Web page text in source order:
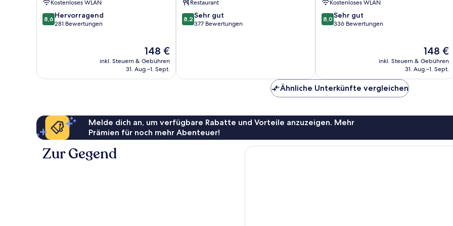
Kostenloses WLAN
8.6
von
8,6 Hervorragend
281 Bewertungen
Der
Preis
beträgt
148 €
inkl. Steuern & Gebühren
31. Aug.–1. Sept.
Restaurant
8.2
von
8,2 Sehr gut
377 Bewertungen
Mallorca
Kostenloses WLAN
8.0
von
8,0 Sehr gut
336 Bewertungen
Der
Preis
beträgt
148 €
inkl. Steuern & Gebühren
31. Aug.–1. Sept.
Ähnliche Unterkünfte vergleichen
Melde dich an, um verfügbare Rabatte und Vorteile anzuzeigen. Mehr
Prämien für noch mehr Abenteuer!
Zur Gegend